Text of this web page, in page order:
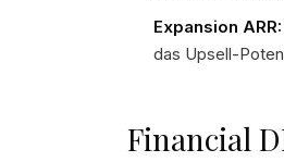
Expansion ARR:
das Upsell-
Financial